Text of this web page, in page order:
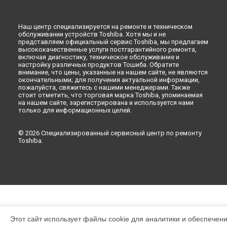
Наш центр специализируется на ремонте и техническом
обслуживании устройств Toshiba. Хотя мы и не
представляем официальный сервис Toshiba, мы предлагаем
высококачественные услуги постгарантийного ремонта,
включая диагностику, техническое обслуживание и
настройку различных продуктов Тошиба. Обратите
внимание, что цены, указанные на нашем сайте, не являются
окончательными; для получения актуальной информации,
пожалуйста, свяжитесь с нашими менеджерами. Также
стоит отметить, что торговая марка Toshiba, упоминаемая
на нашем сайте, зарегистрирована и используется нами
только для информационных целей.
© 2026 Специализированный сервисный центр по ремонту
Toshiba.
Этот сайт использует файлы cookie для аналитики и